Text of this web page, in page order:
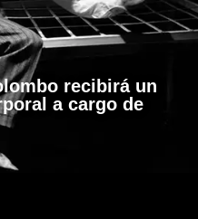
recibirá un
a cargo de